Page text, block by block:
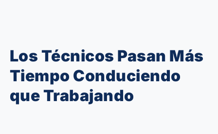
Los Técnicos Pasan Más
Tiempo Conduciendo
que Trabajando